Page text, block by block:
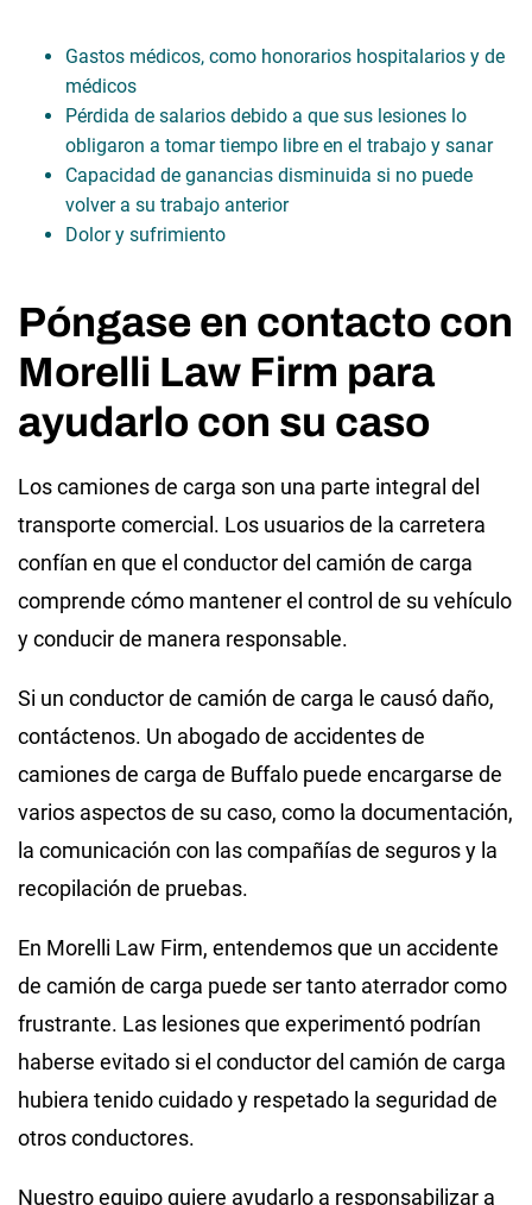
Gastos médicos, como honorarios hospitalarios y de
médicos
Pérdida de salarios debido a que sus lesiones lo
obligaron a tomar tiempo libre en el trabajo y sanar
Capacidad de ganancias disminuida si no puede
volver a su trabajo anterior
Dolor y sufrimiento
Póngase en contacto con
Morelli Law Firm para
ayudarlo con su caso
Los camiones de carga son una parte integral del
transporte comercial. Los usuarios de la carretera
confían en que el conductor del camión de carga
comprende cómo mantener el control de su vehículo
y conducir de manera responsable.
Si un conductor de camión de carga le causó daño,
contáctenos. Un abogado de accidentes de
camiones de carga de Buffalo puede encargarse de
varios aspectos de su caso, como la documentación,
la comunicación con las compañías de seguros y la
recopilación de pruebas.
En Morelli Law Firm, entendemos que un accidente
de camión de carga puede ser tanto aterrador como
frustrante. Las lesiones que experimentó podrían
haberse evitado si el conductor del camión de carga
hubiera tenido cuidado y respetado la seguridad de
otros conductores.
Nuestro equipo quiere ayudarlo a responsabilizar a